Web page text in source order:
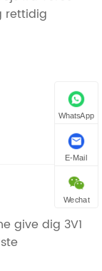
rettidig
give dig 3V1
WhatsApp
E-Mail
Wechat